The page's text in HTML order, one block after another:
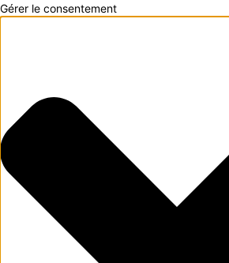
Gérer le consentement